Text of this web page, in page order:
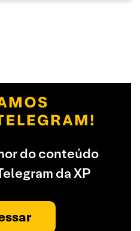
do conteúdo
da XP